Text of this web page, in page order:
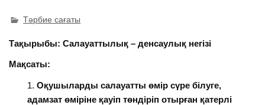
Тәрбие сағаты
Тақырыбы: Салауаттылық – денсаулық негізі
Мақсаты:
Оқушыларды салауатты өмір сүре білуге,
адамзат өміріне қауіп төндіріп отырған қатерлі